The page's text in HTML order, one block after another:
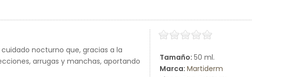
Tamaño: 50 ml.
Marca: Martiderm
nocturno que, gracias a la
arrugas y manchas, aportando